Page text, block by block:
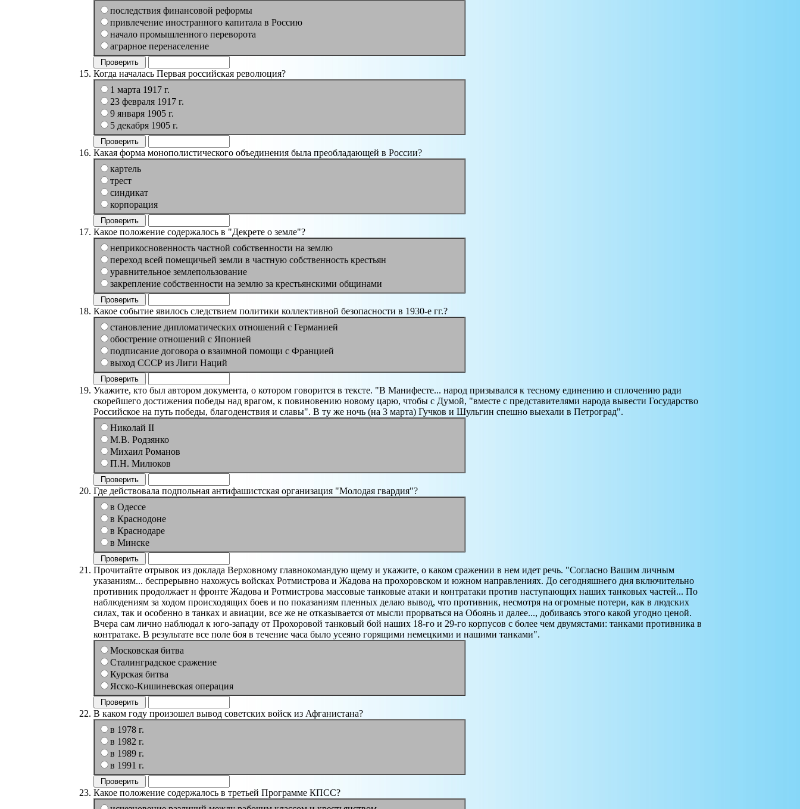
последствия финансовой реформы
привлечение иностранного капитала в Россию
начало промышленного переворота
аграрное перенаселение
Когда началась Первая российская революция?
1 марта 1917 г.
23 февраля 1917 г.
9 января 1905 г.
5 декабря 1905 г.
Какая форма монополистического объединения была преобладающей в России?
картель
трест
синдикат
корпорация
Какое положение содержалось в "Декрете о земле"?
неприкосновенность частной собственности на землю
переход всей помещичьей земли в частную собственность крестьян
уравнительное землепользование
закрепление собственности на землю за крестьянскими общинами
Какое событие явилось следствием политики коллективной безопасности в 1930-е гг.?
становление дипломатических отношений с Германией
обострение отношений с Японией
подписание договора о взаимной помощи с Францией
выход СССР из Лиги Наций
Укажите, кто был автором документа, о котором говорится в тексте. "В Манифесте... народ призывался к тесному единению и сплочению ради
скорейшего достижения победы над врагом, к повиновению новому царю, чтобы с Думой, "вместе с представителями народа вывести Государство
Российское на путь победы, благоденствия и славы". В ту же ночь (на 3 марта) Гучков и Шульгин спешно выехали в Петроград".
Николай II
М.В. Родзянко
Михаил Романов
П.Н. Милюков
Где действовала подпольная антифашистская организация "Молодая гвардия"?
в Одессе
в Краснодоне
в Краснодаре
в Минске
Прочитайте отрывок из доклада Верховному главнокомандую щему и укажите, о каком сражении в нем идет речь. "Согласно Вашим личным
указаниям... беспрерывно нахожусь войсках Ротмистрова и Жадова на прохоровском и южном направлениях. До сегодняшнего дня включительно
противник продолжает н фронте Жадова и Ротмистрова массовые танковые атаки и контратаки против наступающих наших танковых частей... По
наблюдениям за ходом происходящих боев и по показаниям пленных делаю вывод, что противник, несмотря на огромные потери, как в людских
силах, так и особенно в танках и авиации, все же не отказывается от мысли прорваться на Обоянь и далее..., добиваясь этого какой угодно ценой.
Вчера сам лично наблюдал к юго-западу от Прохоровой танковый бой наших 18-го и 29-го корпусов с более чем двумястами: танками противника в
контратаке. В результате все поле боя в течение часа было усеяно горящими немецкими и нашими танками".
Московская битва
Сталинградское сражение
Курская битва
Ясско-Кишиневская операция
В каком году произошел вывод советских войск из Афганистана?
в 1978 г.
в 1982 г.
в 1989 г.
в 1991 г.
Какое положение содержалось в третьей Программе КПСС?